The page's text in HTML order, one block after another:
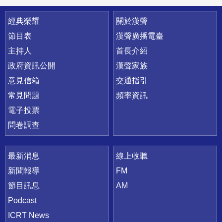
快速連結
經典榮耀
節目表
主持人
政府資訊公開
意見信箱
常見問題
電子投票
問卷調查
關於漢聲
漢聲廣播電臺
首長介紹
漢聲家族
交通指引
頻率資訊
最新消息
新聞報導
節目訊息
Podcast
ICRT News
線上收聽
FM
AM